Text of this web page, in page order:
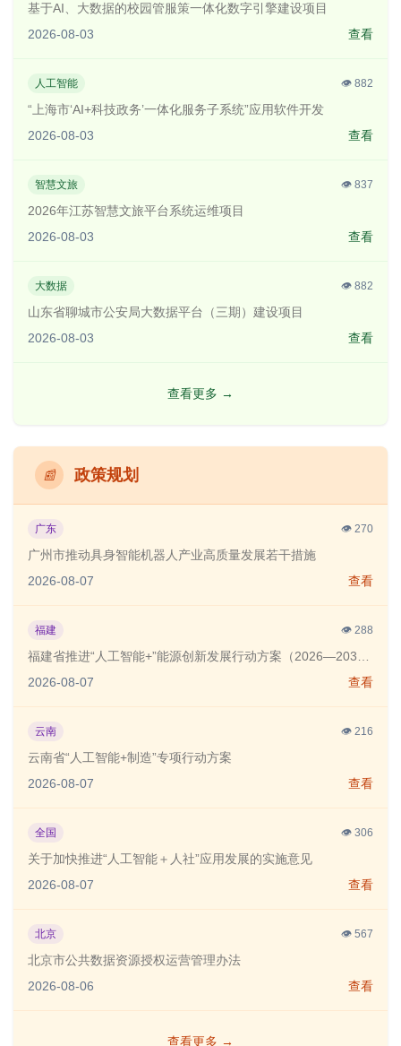
基于AI、大数据的校园管服策一体化数字引擎建设项目
2026-08-03
查看
人工智能 👁️ 882
“上海市‘AI+科技政务’一体化服务子系统”应用软件开发
2026-08-03
查看
智慧文旅 👁️ 837
2026年江苏智慧文旅平台系统运维项目
2026-08-03
查看
大数据 👁️ 882
山东省聊城市公安局大数据平台（三期）建设项目
2026-08-03
查看
查看更多 →
📰 政策规划
广东 👁️ 270
广州市推动具身智能机器人产业高质量发展若干措施
2026-08-07
查看
福建 👁️ 288
2026-08-07
查看
云南 👁️ 216
云南省“人工智能+制造”专项行动方案
2026-08-07
查看
全国 👁️ 306
关于加快推进“人工智能＋人社”应用发展的实施意见
2026-08-07
查看
北京 👁️ 567
北京市公共数据资源授权运营管理办法
2026-08-06
查看
查看更多 →